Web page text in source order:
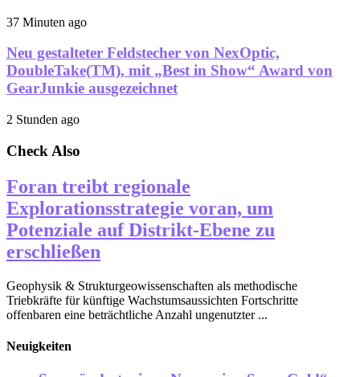
37 Minuten ago
Neu gestalteter Feldstecher von NexOptic,
DoubleTake(TM), mit „Best in Show“ Award von
GearJunkie ausgezeichnet
2 Stunden ago
Check Also
Foran treibt regionale
Explorationsstrategie voran, um
Potenziale auf Distrikt-Ebene zu
erschließen
Geophysik & Strukturgeowissenschaften als methodische
Triebkräfte für künftige Wachstumsaussichten Fortschritte
offenbaren eine beträchtliche Anzahl ungenutzter ...
Neuigkeiten